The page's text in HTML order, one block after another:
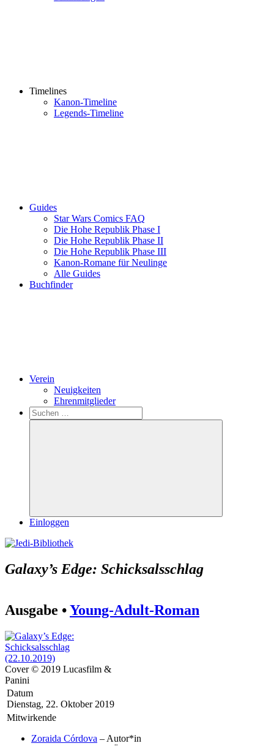
Timelines
Kanon-Timeline
Legends-Timeline
Guides
Star Wars Comics FAQ
Die Hohe Republik Phase I
Die Hohe Republik Phase II
Die Hohe Republik Phase III
Kanon-Romane für Neulinge
Alle Guides
Buchfinder
Verein
Neuigkeiten
Ehrenmitglieder
Search
Suchen
nach:
Suchen
Einloggen
Galaxy’s Edge: Schicksalsschlag
Ausgabe •Young-Adult-Roman
Cover © 2019 Lucasfilm &
Panini
Datum
Dienstag, 22. Oktober 2019
Mitwirkende
Zoraida Córdova – Autor*in